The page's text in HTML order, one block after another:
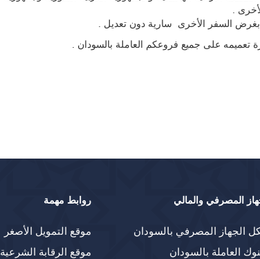
.
السفر الأخرى سارية دون تعديل .
تعميمه على جميع فروعكم العاملة بالسودان .
المصرفي والمالي
الجهاز المصرفي بالسودان
العاملة بالسودان
روابط مهمة
موقع التمويل الأصغر
موقع الرقابة الشرعية